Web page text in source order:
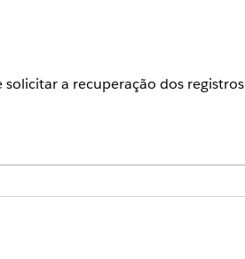
a recuperação dos registros